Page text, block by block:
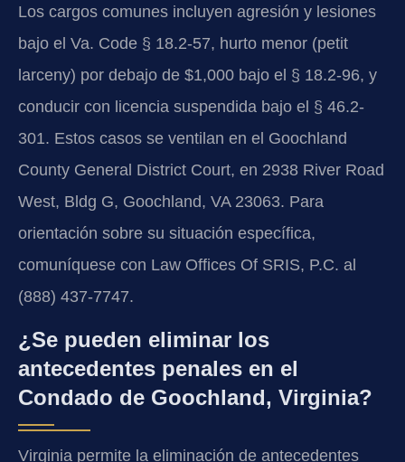
Los cargos comunes incluyen agresión y lesiones
bajo el Va. Code § 18.2-57, hurto menor (petit
larceny) por debajo de $1,000 bajo el § 18.2-96, y
conducir con licencia suspendida bajo el § 46.2-
301. Estos casos se ventilan en el Goochland
County General District Court, en 2938 River Road
West, Bldg G, Goochland, VA 23063. Para
orientación sobre su situación específica,
comuníquese con Law Offices Of SRIS, P.C. al
(888) 437-7747.
¿Se pueden eliminar los
antecedentes penales en el
Condado de Goochland, Virginia?
Virginia permite la eliminación de antecedentes